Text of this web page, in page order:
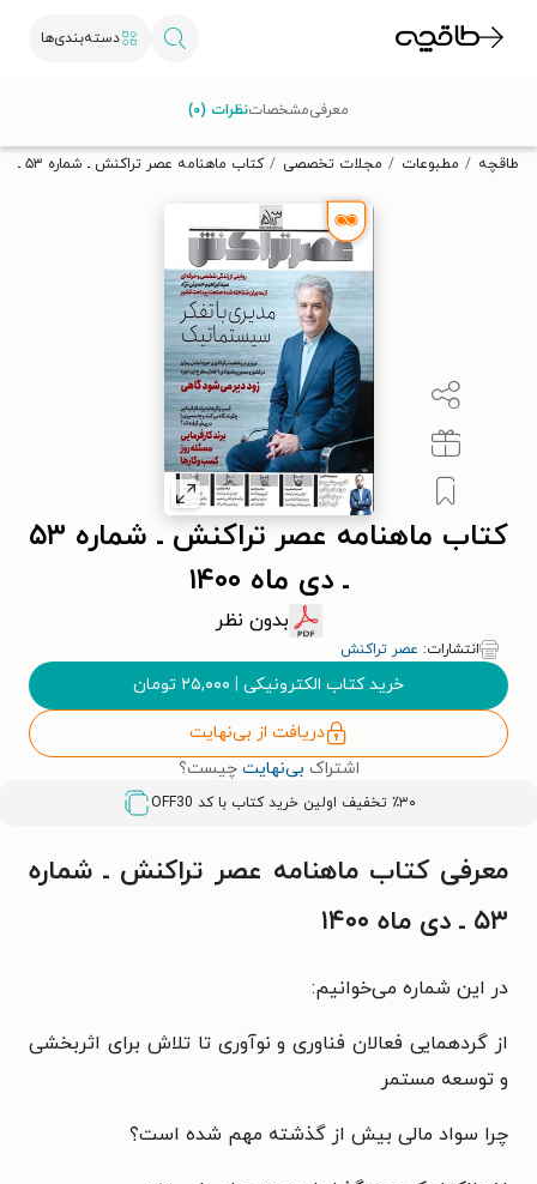
دسته‌بندی‌ها
تخفیف از طاقچه دریافت کن.
طاقچه مطبوعات مجلات تخصصی کتاب ماهنامه عصر تراکنش ـ شماره ۵۳ ـ دی ماه ۱۴۰۰
کتاب ماهنامه عصر تراکنش ـ شماره ۵۳
ـ دی ماه ۱۴۰۰
بدون نظر
انتشارات: عصر تراکنش
خرید کتاب الکترونیکی | ۲۵,۰۰۰ تومان
دریافت از بی‌نهایت
اشتراک بی‌نهایت چیست؟
٪۳۰ تخفیف اولین خرید کتاب با کد OFF30
معرفیمشخصاتنظرات (۰)
معرفی کتاب ماهنامه عصر تراکنش ـ شماره
۵۳ ـ دی ماه ۱۴۰۰
در این شماره می‌خوانیم:
از گردهمایی فعالان فناوری و نوآوریتا تلاش برای اثربخشی
و توسعه مستمر
چرا سواد مالی بیش از گذشته مهم شده است؟